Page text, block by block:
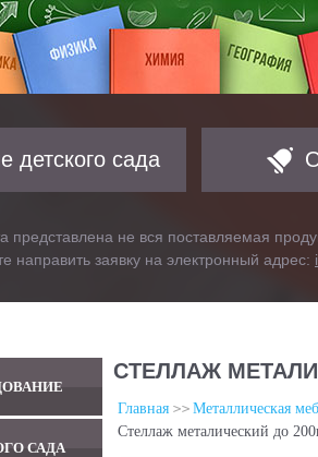
детского сада
представлена не вся поставляемая
направить заявку на электронный адрес:
САДА
СТЕЛЛАЖ
Главная
Металлическая
Стеллаж металический до